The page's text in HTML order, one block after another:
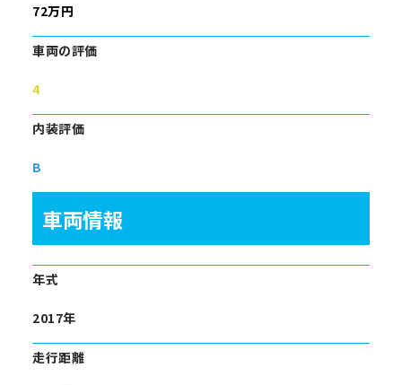
72万円
車両の評価
4
内装評価
B
車両情報
年式
2017年
走行距離